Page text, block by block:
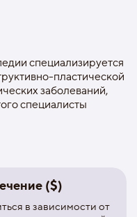
специализируется
пластической
заболеваний,
специалисты
отделений, в том
обмена веществ,
и лечения опухолей
($)
в зависимости от